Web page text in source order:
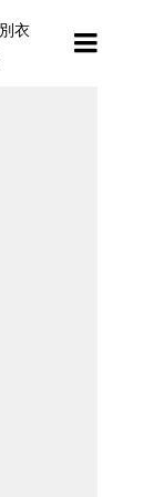
衣